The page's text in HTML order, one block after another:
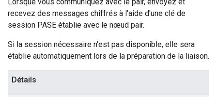
recevez des messages chiffrés à l'aide d'une clé de
session PASE établie avec le nœud pair.
Si la session nécessaire n'est pas disponible, elle sera
établie automatiquement lors de la préparation de la liaison.
Détails